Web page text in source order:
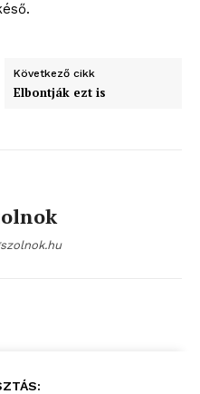
Következő cikk
Elbontják ezt is